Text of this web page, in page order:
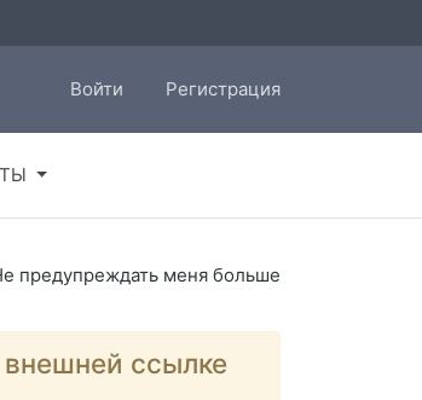
Войти Регистрация
предупреждать меня больше
внешней ссылке